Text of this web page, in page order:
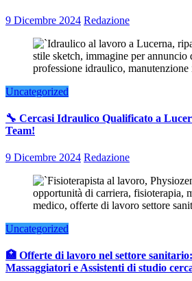
9 Dicembre 2024 Redazione
Uncategorized
🔧 Cercasi Idraulico Qualificato a
Team!
9 Dicembre 2024 Redazione
Uncategorized
🏥 Offerte di lavoro nel settore
Massaggiatori e Assistenti di studio